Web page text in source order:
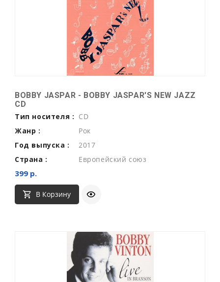
BOBBY JASPAR - BOBBY JASPAR'S NEW JAZZ
CD
Тип носителя : CD
Жанр :
Рок
Год выпуска :
2017
Страна :
Европейский союз
399 р.
В Корзину